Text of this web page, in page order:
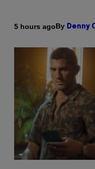
5 hours agoBy Denny